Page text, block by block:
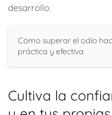
desarrollo.
Cómo superar el odio
práctica y efectiva
Cultiva la